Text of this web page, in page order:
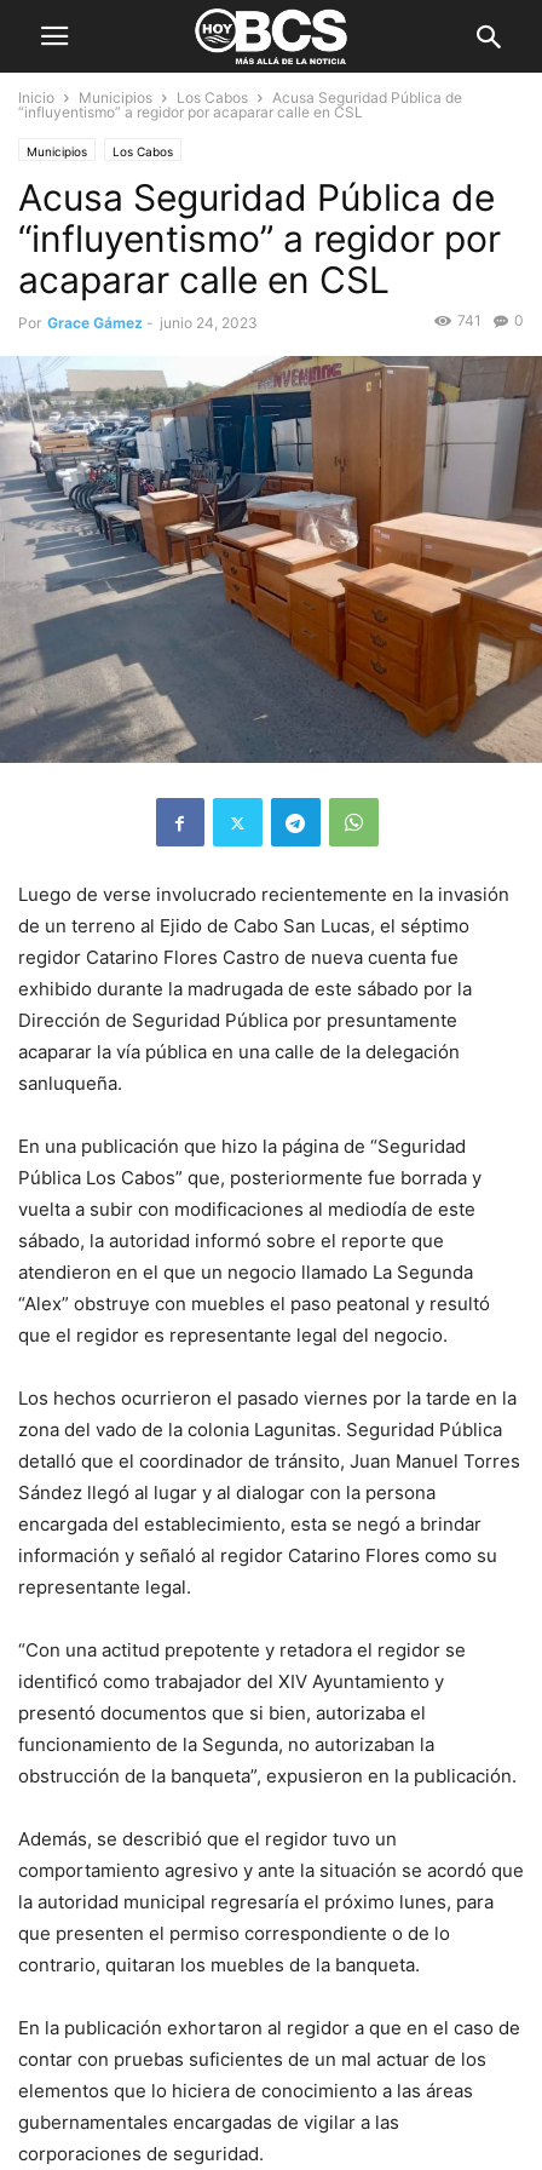
Inicio Municipios Los Cabos
Acusa Seguridad Pública de
“influyentismo” a regidor por acaparar calle en CSL
Municipios Los Cabos
Acusa Seguridad Pública de
“influyentismo” a regidor por
acaparar calle en CSL
Por Grace Gámez - junio 24, 2023 0
741
Luego de verse involucrado recientemente en la invasión
de un terreno al Ejido de Cabo San Lucas, el séptimo
regidor Catarino Flores Castro de nueva cuenta fue
exhibido durante la madrugada de este sábado por la
Dirección de Seguridad Pública por presuntamente
acaparar la vía pública en una calle de la delegación
sanluqueña.
En una publicación que hizo la página de “Seguridad
Pública Los Cabos” que, posteriormente fue borrada y
vuelta a subir con modificaciones al mediodía de este
sábado, la autoridad informó sobre el reporte que
atendieron en el que un negocio llamado La Segunda
“Alex” obstruye con muebles el paso peatonal y resultó
que el regidor es representante legal del negocio.
Los hechos ocurrieron el pasado viernes por la tarde en la
zona del vado de la colonia Lagunitas. Seguridad Pública
detalló que el coordinador de tránsito, Juan Manuel Torres
Sández llegó al lugar y al dialogar con la persona
encargada del establecimiento, esta se negó a brindar
información y señaló al regidor Catarino Flores como su
representante legal.
“Con una actitud prepotente y retadora el regidor se
identificó como trabajador del XIV Ayuntamiento y
presentó documentos que si bien, autorizaba el
funcionamiento de la Segunda, no autorizaban la
obstrucción de la banqueta”, expusieron en la publicación.
Además, se describió que el regidor tuvo un
comportamiento agresivo y ante la situación se acordó que
la autoridad municipal regresaría el próximo lunes, para
que presenten el permiso correspondiente o de lo
contrario, quitaran los muebles de la banqueta.
En la publicación exhortaron al regidor a que en el caso de
contar con pruebas suficientes de un mal actuar de los
elementos que lo hiciera de conocimiento a las áreas
gubernamentales encargadas de vigilar a las
corporaciones de seguridad.